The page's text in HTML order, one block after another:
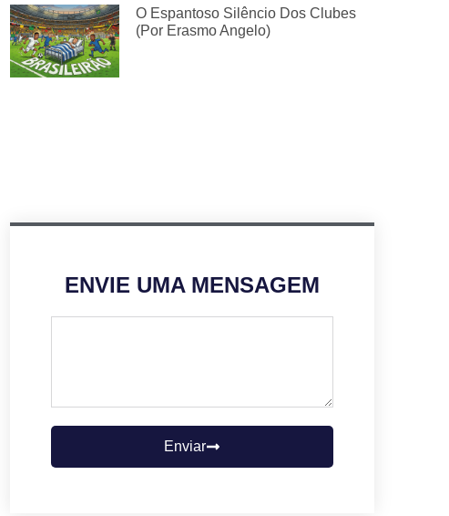
O Espantoso Silêncio Dos Clubes
(por Erasmo Angelo)
ENVIE UMA MENSAGEM
Enviar